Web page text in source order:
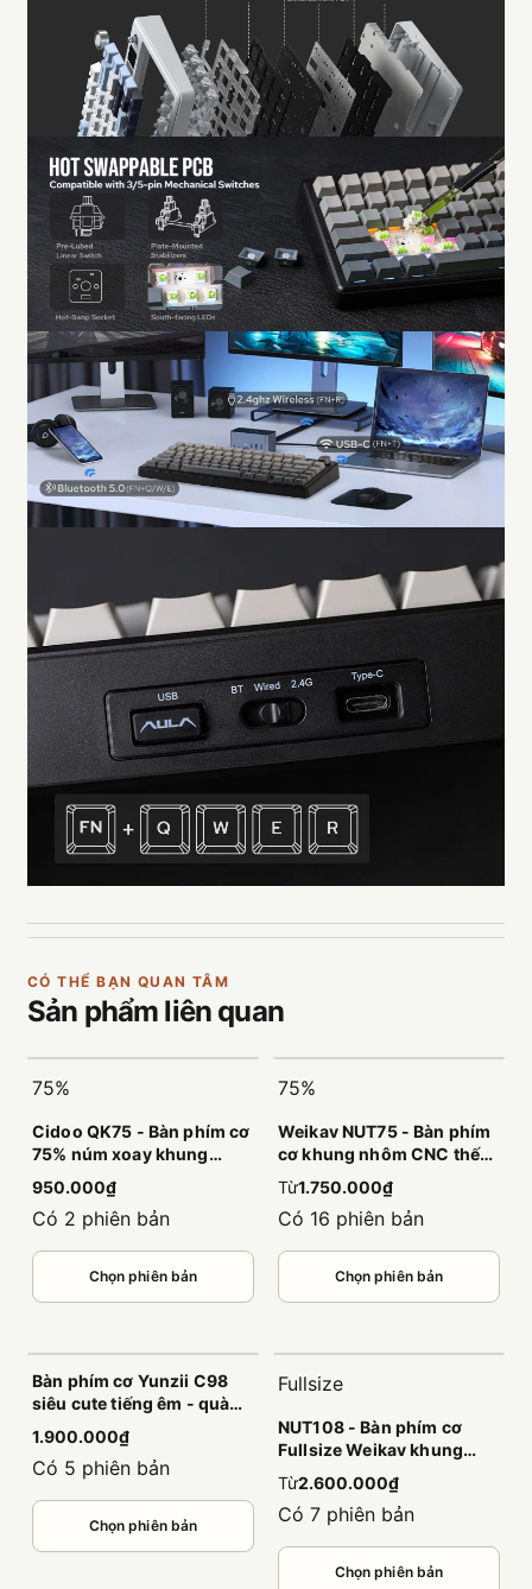
CÓ THỂ BẠN QUAN TÂM
Sản phẩm liên quan
75%
Cidoo QK75 - Bàn phím cơ
75% núm xoay khung
nhựa đầm êm
950.000₫
Có 2 phiên bản
Chọn phiên bản
75%
Weikav NUT75 - Bàn phím
cơ khung nhôm CNC thế
hệ mới
Từ1.750.000₫
Có 16 phiên bản
Chọn phiên bản
Bàn phím cơ Yunzii C98
siêu cute tiếng êm - quà
tặng dành riêng cho các
bạn nữ
1.900.000₫
Có 5 phiên bản
Chọn phiên bản
Fullsize
NUT108 - Bàn phím cơ
Fullsize Weikav khung
nhôm CNC nguyên khối,
âm đầm, led viền cao cấp
Từ2.600.000₫
Có 7 phiên bản
Chọn phiên bản